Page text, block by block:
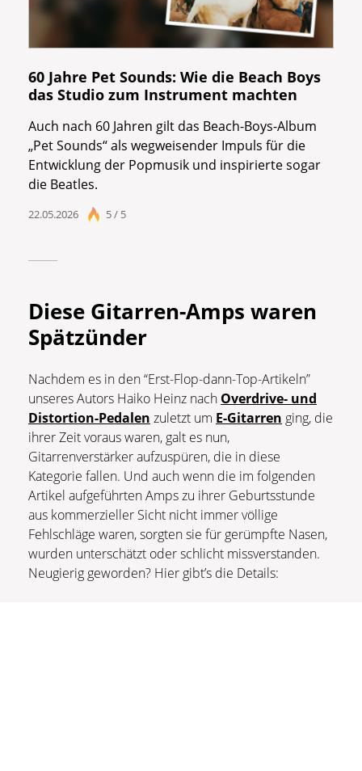
60 Jahre Pet Sounds: Wie die Beach Boys
das Studio zum Instrument machten
Auch nach 60 Jahren gilt das Beach-Boys-Album
„Pet Sounds“ als wegweisender Impuls für die
Entwicklung der Popmusik und inspirierte sogar
die Beatles.
22.05.2026 5 / 5
Diese Gitarren-Amps waren
Spätzünder
Nachdem es in den “Erst-Flop-dann-Top-Artikeln”
unseres Autors Haiko Heinz nach Overdrive- und
Distortion-Pedalen zuletzt um E-Gitarren ging, die
ihrer Zeit voraus waren, galt es nun,
Gitarrenverstärker aufzuspüren, die in diese
Kategorie fallen. Und auch wenn die im folgenden
Artikel aufgeführten Amps zu ihrer Geburtsstunde
aus kommerzieller Sicht nicht immer völlige
Fehlschläge waren, sorgten sie für gerümpfte Nasen,
wurden unterschätzt oder schlicht missverstanden.
Neugierig geworden? Hier gibt’s die Details: